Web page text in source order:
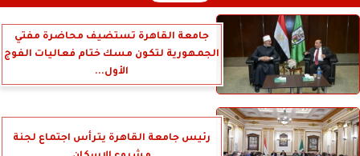
جامعة القاهرة تستضيف محاضرة مفتي
الجمهورية لتكون مسك ختام فعاليات الفوج
الأول...
رئيس جامعة القاهرة يترأس اجتماع لجنة